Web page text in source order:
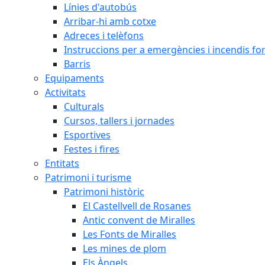
Línies d'autobús
Arribar-hi amb cotxe
Adreces i telèfons
Instruccions per a emergències i incendis
Barris
Equipaments
Activitats
Culturals
Cursos, tallers i jornades
Esportives
Festes i fires
Entitats
Patrimoni i turisme
Patrimoni històric
El Castellvell de Rosanes
Antic convent de Miralles
Les Fonts de Miralles
Les mines de plom